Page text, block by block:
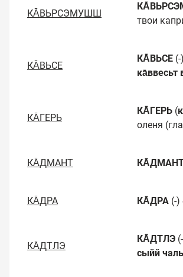
КА̄ВЬРСЭМУШШ
твои
КА̄ВЬСЕ
КА̄ВЬСЕ (-)
ка̄ввесьт
КА̄ГЕРЬ
КА̄ГЕРЬ (
оленя
КА̄ДМАНТ
КА̄ДРА КА̄ДРА (-)
КА̄ДТЛЭ
КА̄ДТЛЭ
сыйй